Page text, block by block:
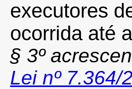
executores
ocorrida até
§ 3º
Lei nº 7.364/